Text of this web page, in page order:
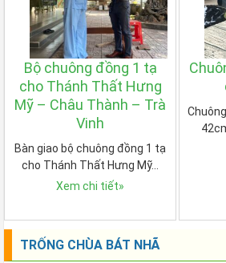
Bộ chuông đồng 1 tạ
cho Thánh Thất Hưng
Mỹ – Châu Thành – Trà
Vinh
Bàn giao bộ chuông đồng 1 tạ
cho Thánh Thất Hưng Mỹ…
Xem chi tiết»
TRỐNG CHÙA BÁT NHÃ